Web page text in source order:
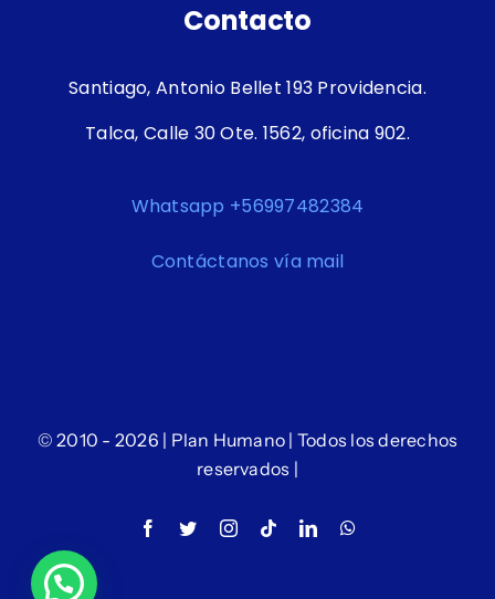
Contacto
Santiago, Antonio Bellet 193 Providencia.
Talca, Calle 30 Ote. 1562, oficina 902.
Whatsapp +56997482384
Contáctanos vía mail
© 2010 - 2026 | Plan Humano | Todos los derechos
reservados |